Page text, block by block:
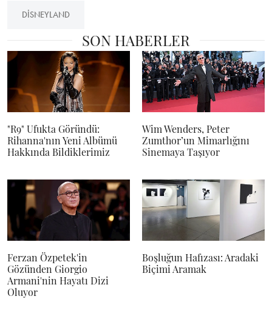
DISNEYLAND
SON HABERLER
"R9" Ufukta Göründü:
Rihanna'nın Yeni Albümü
Hakkında Bildiklerimiz
Wim Wenders, Peter
Zumthor’un Mimarlığını
Sinemaya Taşıyor
Ferzan Özpetek'in
Gözünden Giorgio
Armani'nin Hayatı Dizi
Oluyor
Boşluğun Hafızası: Aradaki
Biçimi Aramak